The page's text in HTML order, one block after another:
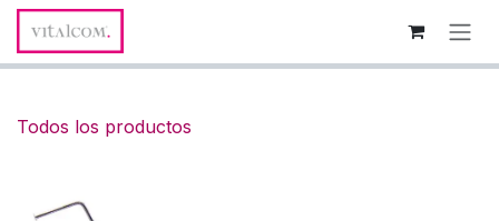
Ir al contenido
Todos los productos